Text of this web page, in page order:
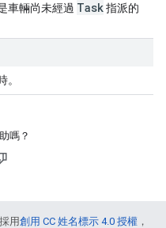
車輛尚未經過 Task指派的
嗎？
用創用 CC 姓名標示 4.0 授權 ，